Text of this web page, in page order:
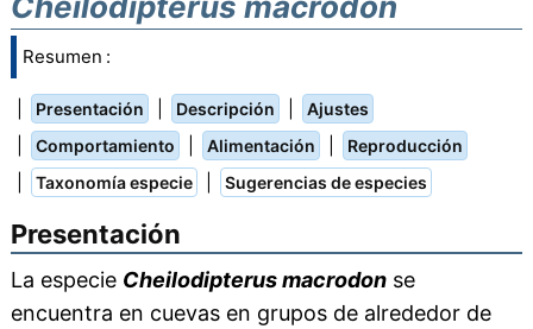
Resumen :
Presentación Descripción Ajustes
Comportamiento Alimentación Reproducción
Taxonomía especie Sugerencias de especies
Presentación
La especie Cheilodipterus macrodonse
encuentra en cuevas en grupos de alrededor de